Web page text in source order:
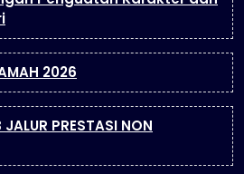
2026
PRESTASI NON